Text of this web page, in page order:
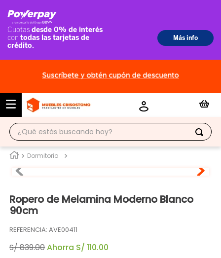
¿Qué estás buscando hoy?
Dormitorio
Ropero de Melamina Moderno Blanco
90cm
REFERENCIA:AVE00411
S/839.00Ahorra S/ 110.00